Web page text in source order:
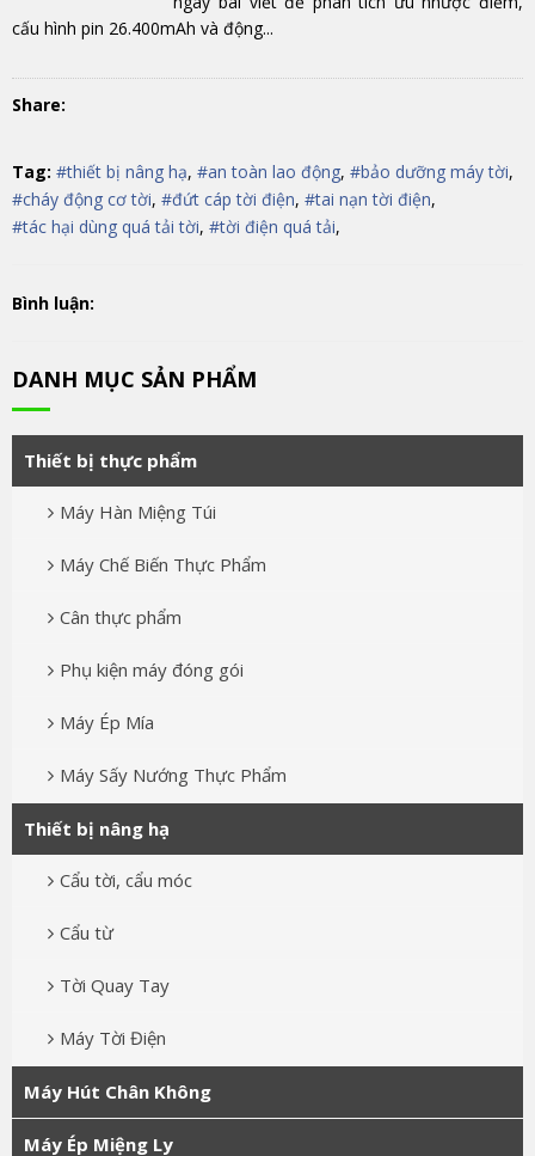
cấu hình pin 26.400mAh và động...
Share:
Tag: #thiết bị nâng hạ, #an toàn lao động, #bảo dưỡng máy tời,
#cháy động cơ tời, #đứt cáp tời điện, #tai nạn tời điện,
#tác hại dùng quá tải tời, #tời điện quá tải,
Bình luận:
DANH MỤC SẢN PHẨM
Thiết bị thực phẩm
Máy Hàn Miệng Túi
Máy Chế Biến Thực Phẩm
Cân thực phẩm
Phụ kiện máy đóng gói
Máy Ép Mía
Máy Sấy Nướng Thực Phẩm
Thiết bị nâng hạ
Cẩu tời, cẩu móc
Cẩu từ
Tời Quay Tay
Máy Tời Điện
Máy Hút Chân Không
Máy Ép Miệng Ly